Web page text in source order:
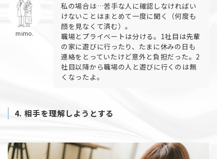
mimo.
私の場合は…苦手な人に確認しなければい
けないことはまとめて一度に聞く（何度も
顔を見なくて済む）。
職場とプライベートは分ける。1社目は先輩
の家に遊びに行ったり、たまに休みの日も
連絡をとっていたけど意外と負担だった。2
社目以降から職場の人と遊びに行くのは無
くなったよ。
4.相手を理解しようとする